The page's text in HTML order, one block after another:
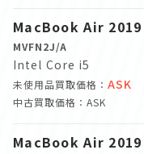
MacBook Air 2019
MVFN2J/A
Intel Core i5
未使用品買取価格： ASK
中古買取価格：ASK
MacBook Air 2019